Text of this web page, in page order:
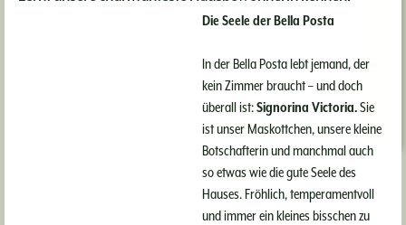
Die Seele der Bella Posta
In der Bella Posta lebt jemand, der
kein Zimmer braucht – und doch
überall ist:Signorina Victoria.Sie
ist unser Maskottchen, unsere kleine
Botschafterin und manchmal auch
so etwas wie die gute Seele des
Hauses. Fröhlich, temperamentvoll
und immer ein kleines bisschen zu
weiß bleiben
durfte
Wer zum ersten Mal ins Bella
Posta kommt, merkt schnell: Weiß
ist hier eher die
Ausnahme. Warme Terracotta-
Töne, sanftes Salbeigrün,